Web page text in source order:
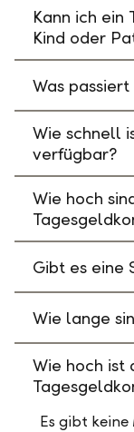
Kann ich ein
Kind oder
Was
Wie schnell
verfügbar?
Wie hoch
Gibt es eine
Wie lange
Wie hoch ist
Es gibt